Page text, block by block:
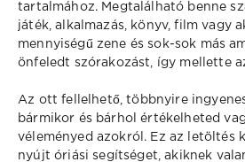
tartalmához. Megtalálható benne
játék, alkalmazás, könyv, film vagy
mennyiségű zene és sok-sok más
önfeledt szórakozást, így mellette
Az ott fellelhető, többnyire
bármikor és bárhol értékelheted
véleményed azokról. Ez az letöltés
nyújt óriási segítséget, akiknek